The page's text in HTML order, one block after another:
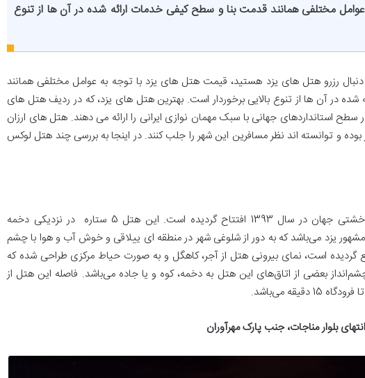
مختلفی همانند قدمت بنا و سطح کیفی خدمات ارائه شده در آن ها از تنوع
دنبال رزرو هتل های یزد هستید، قیمت هتل های یزد با توجه به عوامل مختلفی همانند
در آن ها از تنوع بالایی برخوردار است. بهترین هتل های یزد، که در ردیف هتل های
سطح استانداردهای جهانی با سبک مهمان نوازی ایرانی را ارائه می دهند. هتل های ارزان
و توانسته اند نظر مسافرین این شهر را جلب کنند. در اینجا به بررسی چند هتل لوکس
هتل ارگ جدید یزد در اولین شهر خشتی جهان در سال 1393 افتتاح گردیده است. این هتل 5 ستاره در نزدیکی دخمه
مشهور یزد می‌باشد که به دور از شلوغی شهر در منطقه ای ییلاقی و خوش آب و هوا با چشم
گردیده است، نمای بیرونی هتل از آجر، کاهگل و به صورت حیاط مرکزی طراحی شده که
بعضی از اتاق‌های این هتل به دخمه، کوه و یا جاده می‌باشد. فاصله این هتل از
بلوار مناجات، جنب پارک مهرآوران